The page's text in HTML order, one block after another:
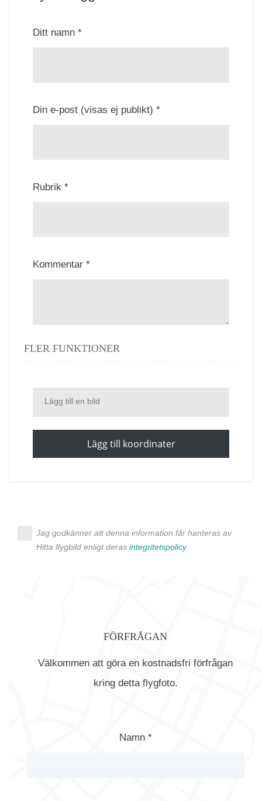
Ditt namn *
Din e-post (visas ej publikt) *
Rubrik *
Kommentar *
FLER FUNKTIONER
Lägg till en bild
Lägg till koordinater
Jag godkänner att denna information får hanteras av
Hitta flygbild enligt deras integritetspolicy
FÖRFRÅGAN
Välkommen att göra en kostnadsfri förfrågan
kring detta flygfoto.
Namn *